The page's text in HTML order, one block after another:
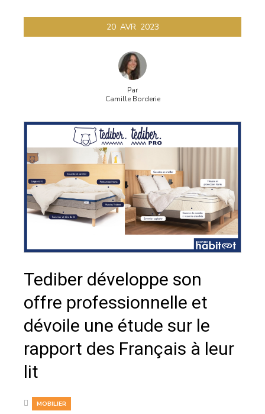
20 AVR 2023
Par
Camille Borderie
Tediber développe son
offre professionnelle et
dévoile une étude sur le
rapport des Français à leur
lit
MOBILIER